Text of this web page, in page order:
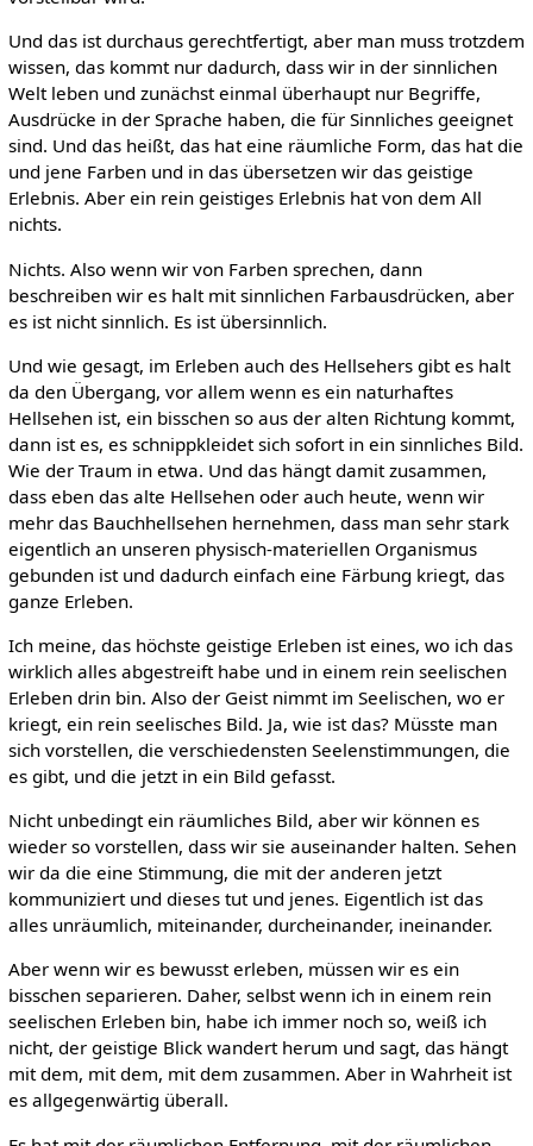
Und das ist durchaus gerechtfertigt, aber man muss trotzdem
wissen, das kommt nur dadurch, dass wir in der sinnlichen
Welt leben und zunächst einmal überhaupt nur Begriffe,
Ausdrücke in der Sprache haben, die für Sinnliches geeignet
sind. Und das heißt, das hat eine räumliche Form, das hat die
und jene Farben und in das übersetzen wir das geistige
Erlebnis. Aber ein rein geistiges Erlebnis hat von dem All
nichts.
Nichts. Also wenn wir von Farben sprechen, dann
beschreiben wir es halt mit sinnlichen Farbausdrücken, aber
es ist nicht sinnlich. Es ist übersinnlich.
Und wie gesagt, im Erleben auch des Hellsehers gibt es halt
da den Übergang, vor allem wenn es ein naturhaftes
Hellsehen ist, ein bisschen so aus der alten Richtung kommt,
dann ist es, es schnippkleidet sich sofort in ein sinnliches Bild.
Wie der Traum in etwa. Und das hängt damit zusammen,
dass eben das alte Hellsehen oder auch heute, wenn wir
mehr das Bauchhellsehen hernehmen, dass man sehr stark
eigentlich an unseren physisch-materiellen Organismus
gebunden ist und dadurch einfach eine Färbung kriegt, das
ganze Erleben.
Ich meine, das höchste geistige Erleben ist eines, wo ich das
wirklich alles abgestreift habe und in einem rein seelischen
Erleben drin bin. Also der Geist nimmt im Seelischen, wo er
kriegt, ein rein seelisches Bild. Ja, wie ist das? Müsste man
sich vorstellen, die verschiedensten Seelenstimmungen, die
es gibt, und die jetzt in ein Bild gefasst.
Nicht unbedingt ein räumliches Bild, aber wir können es
wieder so vorstellen, dass wir sie auseinander halten. Sehen
wir da die eine Stimmung, die mit der anderen jetzt
kommuniziert und dieses tut und jenes. Eigentlich ist das
alles unräumlich, miteinander, durcheinander, ineinander.
Aber wenn wir es bewusst erleben, müssen wir es ein
bisschen separieren. Daher, selbst wenn ich in einem rein
seelischen Erleben bin, habe ich immer noch so, weiß ich
nicht, der geistige Blick wandert herum und sagt, das hängt
mit dem, mit dem, mit dem zusammen. Aber in Wahrheit ist
es allgegenwärtig überall.